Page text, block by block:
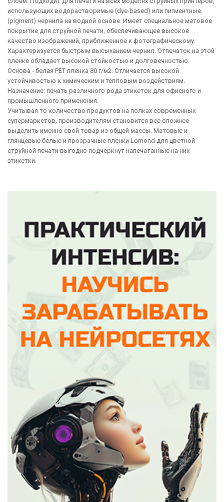
использующих водорастворимые (dye-based) или пигментные
(pigment) чернила на водной основе. Имеет специальное матовое
покрытие для струйной печати, обеспечивающее высокое
качество изображений, приближенное к фотографическому.
Характеризуется быстрым высыханием чернил. Отпечаток на этой
пленке обладает высокой стойкостью и долговечностью.
Основа - белая PET пленка 80 г/м2. Отличается высокой
устойчивостью к химическим и тепловым воздействиям.
Назначение: печать различного рода этикеток для офисного и
промышленного применения.
Учитывая то количество продуктов на полках современных
супермаркетов, производителям становится все сложнее
выделить именно свой товар из общей массы. Матовые и
глянцевые белые и прозрачные пленки Lomond для цветной
струйной печати выгодно подчеркнут напечатанные на них
этикетки.